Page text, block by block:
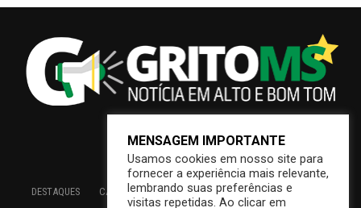
DESTAQUES CAMPO GRANDE BRASIL SAÚDE
ECONOMIA
MENSAGEM IMPORTANTE
Usamos cookies em nosso site para
fornecer a experiência mais relevante,
lembrando suas preferências e
visitas repetidas. Ao clicar em